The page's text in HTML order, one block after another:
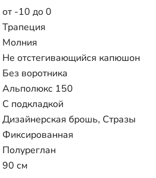
от -10 до 0
Трапеция
Молния
Не отстегивающийся капюшон
Без воротника
Альполюкс 150
С подкладкой
Дизайнерская брошь, Стразы
Фиксированная
Полуреглан
90 см